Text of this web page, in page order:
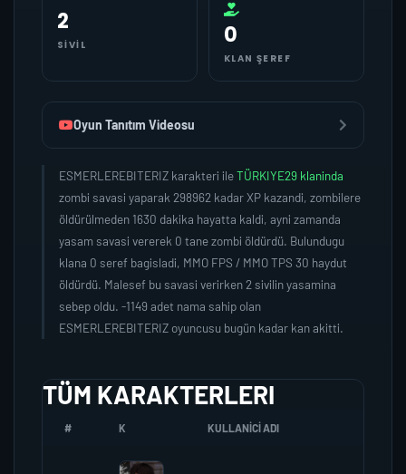
2
SIVIL 0
KLAN ŞEREF
Oyun Tanıtım Videosu
ESMERLEREBITERIZ karakteri ileTÜRKIYE29 klaninda
zombi savasi yaparak 298962 kadar XP kazandi, zombilere
öldürülmeden 1630 dakika hayatta kaldi, ayni zamanda
yasam savasi vererek 0 tane zombi öldürdü. Bulundugu
klana 0 seref bagisladi, MMO FPS / MMO TPS 30 haydut
öldürdü. Malesef bu savasi verirken 2 sivilin yasamina
sebep oldu. -1149 adet nama sahip olan
ESMERLEREBITERIZ oyuncusu bugün kadar kan akitti.
TÜM KARAKTERLERI
# K KULLANICI ADI